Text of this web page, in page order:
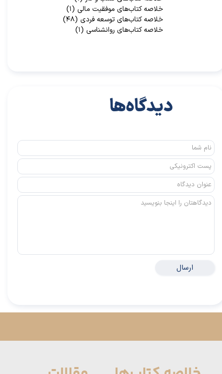
خلاصه کتاب‌‌های موفقیت مالی (۱)
خلاصه کتاب‌های توسعه فردی (۴۸)
خلاصه کتاب‌های روانشناسی (۱)
ارسال
دیدگاه‌ها